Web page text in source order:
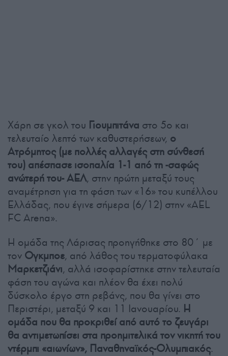
Χάρη σε γκολ του Γιουμπιτάνα στο 5ο και
τελευταίο λεπτό των καθυστερήσεων, ο
Ατρόμητος (με πολλές αλλαγές στη σύνθεσή
του) απέσπασε ισοπαλία 1-1 από τη -σαφώς
ανώτερή του- ΑΕΛ, στην πρώτη μεταξύ τους
αναμέτρηση για τη φάση των «16» του κυπέλλου
Ελλάδας, που έγινε σήμερα (6/12) στην «AEL
FC Arena».
Η ομάδα της Λάρισας προηγήθηκε στο 80΄ με
τον Ογκμποε, από λάθος του τερματοφύλακα
Μαρκετζιάνι, αλλά ισοφαρίστηκε στην τελευταία
φάση του αγώνα και πλέον θα έχει πολύ
δύσκολο έργο στη ρεβάνς, που θα γίνει στο
Περιστέρι, μεταξύ 9 και 11 Ιανουαρίου. Η
ομάδα που θα προκριθεί από αυτό το ζευγάρι
θα αντιμετωπίσει στα προημιτελικά τον νικητή του
ντέρμπι «αιωνίων», Παναθηναϊκός-Ολυμπιακός.